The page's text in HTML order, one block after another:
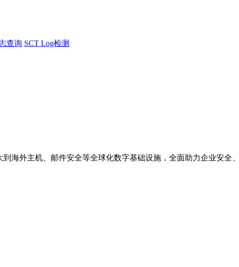
查询 SCT Log检测
海外主机、邮件安全等全球化数字基础设施，全面助力企业安全